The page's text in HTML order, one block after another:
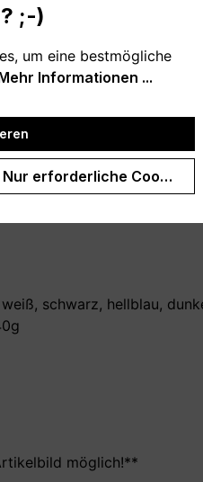
Diese (auf
besonderen
Problem, wir bieten
schwarz, hellblau,
möglich!**
;-)
um eine bestmögliche
Informationen ...
Nur erforderliche Cookies